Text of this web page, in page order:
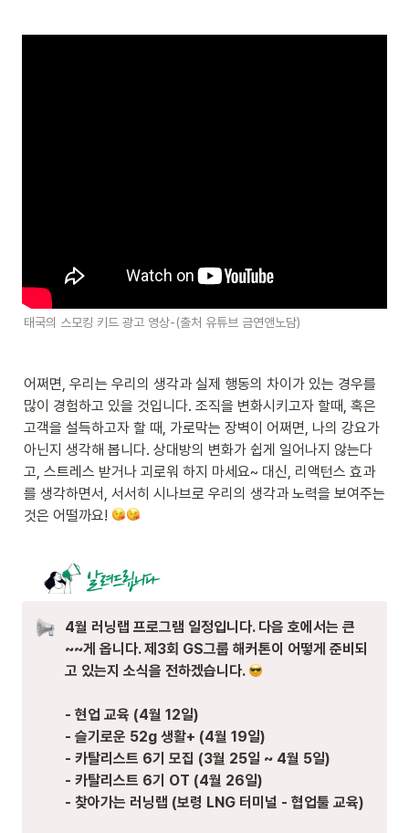
태국의 스모킹 키드 광고 영상-(출처 유튜브 금연앤노담)
어쩌면, 우리는 우리의 생각과 실제 행동의 차이가 있는 경우를
많이 경험하고 있을 것입니다. 조직을 변화시키고자 할때, 혹은
고객을 설득하고자 할 때, 가로막는 장벽이 어쩌면, 나의 강요가
아닌지 생각해 봅니다. 상대방의 변화가 쉽게 일어나지 않는다
고, 스트레스 받거나 괴로워 하지 마세요~ 대신, 리액턴스 효과
를 생각하면서, 서서히 시나브로 우리의 생각과 노력을 보여주는
것은 어떨까요!
4월 러닝랩 프로그램 일정입니다. 다음 호에서는 큰
~~게 옵니다. 제3회 GS그룹 해커톤이 어떻게 준비되
고 있는지 소식을 전하겠습니다.
- 현업 교육 (4월 12일)
- 슬기로운 52g 생활+ (4월 19일)
- 카탈리스트 6기 모집 (3월 25일 ~ 4월 5일)
- 카탈리스트 6기 OT (4월 26일)
- 찾아가는 러닝랩 (보령 LNG 터미널 - 협업툴 교육)